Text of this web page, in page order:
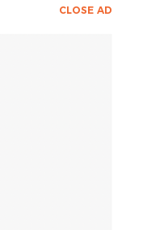
CLOSE AD